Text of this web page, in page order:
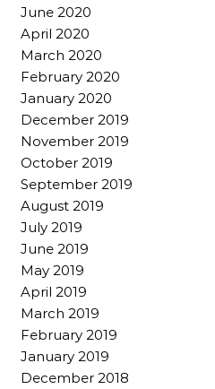
June 2020
April 2020
March 2020
February 2020
January 2020
December 2019
November 2019
October 2019
September 2019
August 2019
July 2019
June 2019
May 2019
April 2019
March 2019
February 2019
January 2019
December 2018